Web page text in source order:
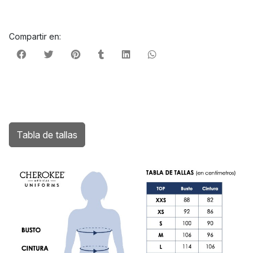
Compartir en:
Tabla de tallas